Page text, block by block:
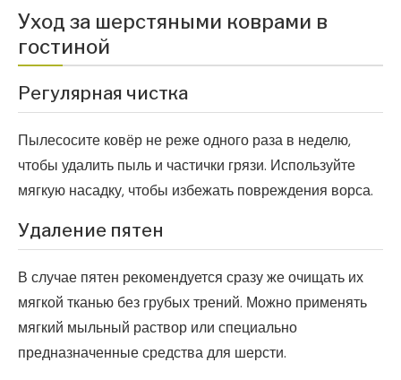
Уход за шерстяными коврами в
гостиной
Регулярная чистка
Пылесосите ковёр не реже одного раза в неделю,
чтобы удалить пыль и частички грязи. Используйте
мягкую насадку, чтобы избежать повреждения ворса.
Удаление пятен
В случае пятен рекомендуется сразу же очищать их
мягкой тканью без грубых трений. Можно применять
мягкий мыльный раствор или специально
предназначенные средства для шерсти.